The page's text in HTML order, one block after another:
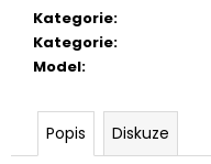
Kategorie:
Kategorie:
Model:
Popis Diskuze
u
e